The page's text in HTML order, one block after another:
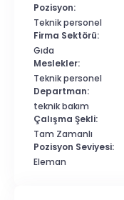
Pozisyon:
Teknik personel
Firma Sektörü:
Gıda
Meslekler:
Teknik personel
Departman:
teknik bakım
Çalışma Şekli:
Tam Zamanlı
Pozisyon Seviyesi:
Eleman